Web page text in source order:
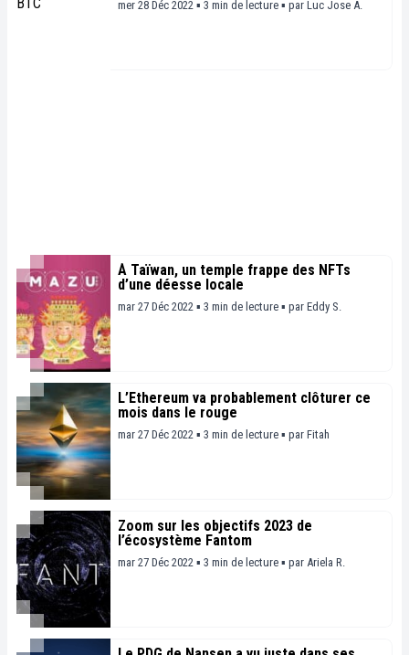
mer 28 Déc 2022 ▪ 3 min de lecture ▪ par Luc Jose A.
À Taïwan, un temple frappe des NFTs
d’une déesse locale
mar 27 Déc 2022 ▪ 3 min de lecture ▪ par Eddy S.
L’Ethereum va probablement clôturer ce
mois dans le rouge
mar 27 Déc 2022 ▪ 3 min de lecture ▪ par Fitah
Zoom sur les objectifs 2023 de
l’écosystème Fantom
mar 27 Déc 2022 ▪ 3 min de lecture ▪ par Ariela R.